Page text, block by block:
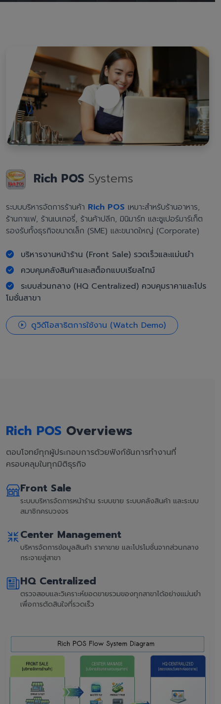
Rich POS Systems
ระบบบริหารจัดการร้านค้า Rich POS เหมาะสำหรับร้านอาหาร,
ร้านกาแฟ, ร้านเบเกอรี่, ร้านค้าปลีก, มินิมาร์ท และซูเปอร์มาร์เก็ต
รองรับทั้งธุรกิจขนาดเล็ก (SME) และขนาดใหญ่ (Corporate)
บริหารงานหน้าร้าน (Front Sale) รวดเร็วและแม่นยำ
ควบคุมคลังสินค้าและสต็อกแบบเรียลไทม์
ระบบส่วนกลาง (HQ Centralized) ควบคุมราคาและโปร
โมชั่นสาขา
ดูวิดีโอสาธิตการใช้งาน (Watch Demo)
Rich POS Overviews
ตอบโจทย์ทุกผู้ประกอบการด้วยฟังก์ชันการทำงานที่
ครอบคลุมในทุกมิติธุรกิจ
Front Sale
ระบบบริหารจัดการหน้าร้าน ระบบขาย ระบบคลังสินค้า และระบบ
สมาชิกครบวงจร
Center Management
บริหารจัดการข้อมูลสินค้า ราคาขาย และโปรโมชั่นจากส่วนกลาง
กระจายสู่สาขา
HQ Centralized
ตรวจสอบและวิเคราะห์ยอดขายรวมของทุกสาขาได้อย่างแม่นยำ
เพื่อการตัดสินใจที่รวดเร็ว